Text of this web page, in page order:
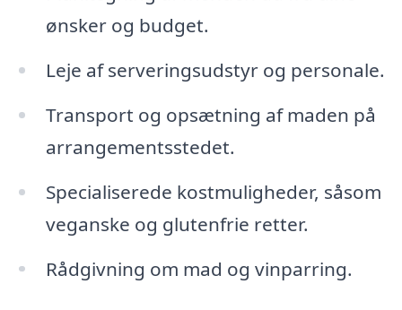
ønsker og budget.
Leje af serveringsudstyr og personale.
Transport og opsætning af maden på
arrangementsstedet.
Specialiserede kostmuligheder, såsom
veganske og glutenfrie retter.
Rådgivning om mad og vinparring.